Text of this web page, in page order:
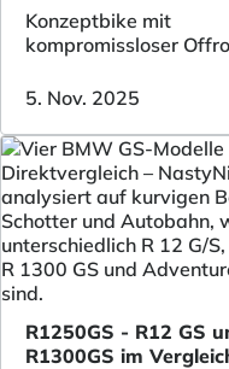
Konzeptbike mit
kompromissloser
5. Nov. 2025
R1250GS - R12 GS
R1300GS im